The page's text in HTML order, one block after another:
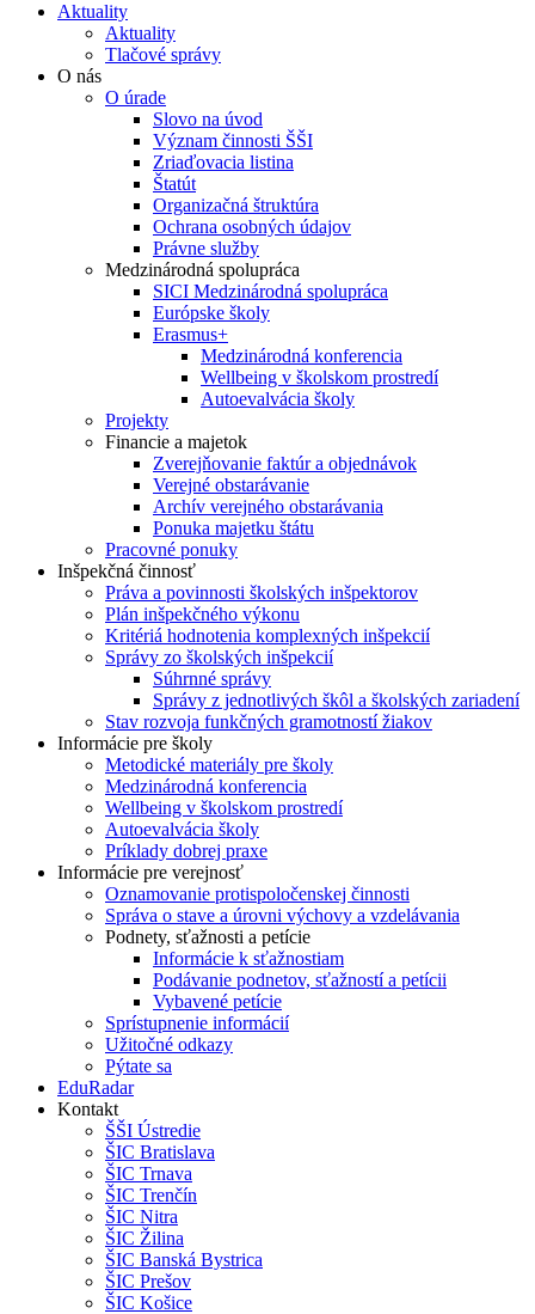
Aktuality
Aktuality
Tlačové správy
O nás
O úrade
Slovo na úvod
Význam činnosti ŠŠI
Zriaďovacia listina
Štatút
Organizačná štruktúra
Ochrana osobných údajov
Právne služby
Medzinárodná spolupráca
SICI Medzinárodná spolupráca
Európske školy
Erasmus+
Medzinárodná konferencia
Wellbeing v školskom prostredí
Autoevalvácia školy
Projekty
Financie a majetok
Zverejňovanie faktúr a objednávok
Verejné obstarávanie
Archív verejného obstarávania
Ponuka majetku štátu
Pracovné ponuky
Inšpekčná činnosť
Práva a povinnosti školských inšpektorov
Plán inšpekčného výkonu
Kritériá hodnotenia komplexných inšpekcií
Správy zo školských inšpekcií
Súhrnné správy
Správy z jednotlivých škôl a školských zariadení
Stav rozvoja funkčných gramotností žiakov
Informácie pre školy
Metodické materiály pre školy
Medzinárodná konferencia
Wellbeing v školskom prostredí
Autoevalvácia školy
Príklady dobrej praxe
Informácie pre verejnosť
Oznamovanie protispoločenskej činnosti
Správa o stave a úrovni výchovy a vzdelávania
Podnety, sťažnosti a petície
Informácie k sťažnostiam
Podávanie podnetov, sťažností a petícii
Vybavené petície
Sprístupnenie informácií
Užitočné odkazy
Pýtate sa
EduRadar
Kontakt
ŠŠI Ústredie
ŠIC Bratislava
ŠIC Trnava
ŠIC Trenčín
ŠIC Nitra
ŠIC Žilina
ŠIC Banská Bystrica
ŠIC Prešov
ŠIC Košice